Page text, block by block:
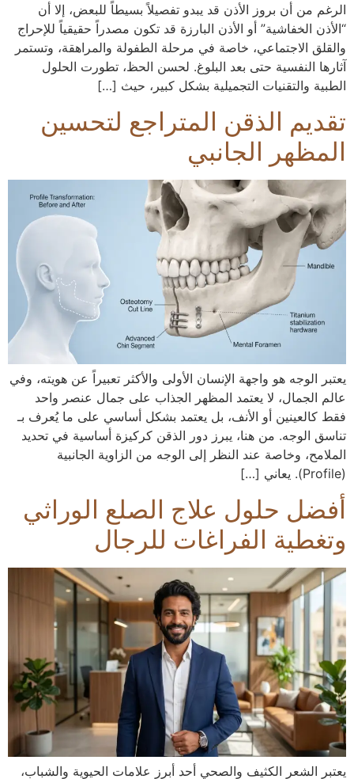
الرغم من أن بروز الأذن قد يبدو تفصيلاً بسيطاً للبعض، إلا أن
“الأذن الخفاشية” أو الأذن البارزة قد تكون مصدراً حقيقياً للإحراج
والقلق الاجتماعي، خاصة في مرحلة الطفولة والمراهقة، وتستمر
آثارها النفسية حتى بعد البلوغ. لحسن الحظ، تطورت الحلول
الطبية والتقنيات التجميلية بشكل كبير، حيث […]
تقديم الذقن المتراجع لتحسين
المظهر الجانبي
يعتبر الوجه هو واجهة الإنسان الأولى والأكثر تعبيراً عن هويته، وفي
عالم الجمال، لا يعتمد المظهر الجذاب على جمال عنصر واحد
فقط كالعينين أو الأنف، بل يعتمد بشكل أساسي على ما يُعرف بـ
تناسق الوجه. من هنا، يبرز دور الذقن كركيزة أساسية في تحديد
الملامح، وخاصة عند النظر إلى الوجه من الزاوية الجانبية
(Profile). يعاني […]
أفضل حلول علاج الصلع الوراثي
وتغطية الفراغات للرجال
يعتبر الشعر الكثيف والصحي أحد أبرز علامات الحيوية والشباب،